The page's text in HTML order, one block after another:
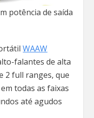
potência de saída
WAAW
falantes de alta
2 full ranges, que
todas as faixas
até agudos